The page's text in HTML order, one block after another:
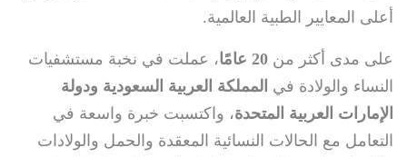
أعلى المعايير الطبية العالمية.
على مدى أكثر من 20 عامًا
، عملت في نخبة مستشفيات
النساء والولادة في المملكة العربية السعودية ودولة
الإمارات العربية المتحدة، واكتسبت خبرة واسعة في
التعامل مع الحالات النسائية المعقدة والحمل والولادات